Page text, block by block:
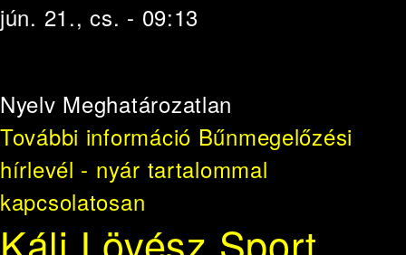
jún. 21., cs. - 09:13
Nyelv Meghatározatlan
További információ Bűnmegelőzési
hírlevél - nyár tartalommal
kapcsolatosan
Káli Lövész Sport